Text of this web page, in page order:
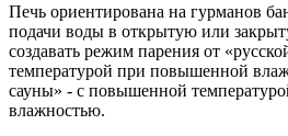
Печь ориентирована на гурманов
подачи воды в открытую или
создавать режим парения от
температурой при повышенной
сауны» - с повышенной
влажностью.